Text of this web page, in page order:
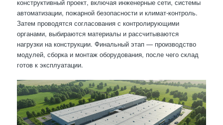
конструктивный проект, включая инженерные сети, системы
автоматизации, пожарной безопасности и климат-контроль.
Затем проводятся согласования с контролирующими
органами, выбираются материалы и рассчитываются
нагрузки на конструкции. Финальный этап — производство
модулей, сборка и монтаж оборудования, после чего склад
готов к эксплуатации.